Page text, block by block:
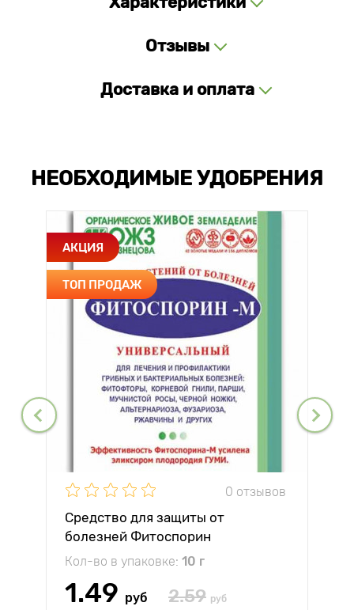
Отзывы
Доставка и оплата
НЕОБХОДИМЫЕ УДОБРЕНИЯ
АКЦИЯ
ТОП ПРОДАЖ
0 отзывов
Средство для защиты от
болезней Фитоспорин
Кол-во в упаковке: 10 г
1.49 руб 2.59 руб